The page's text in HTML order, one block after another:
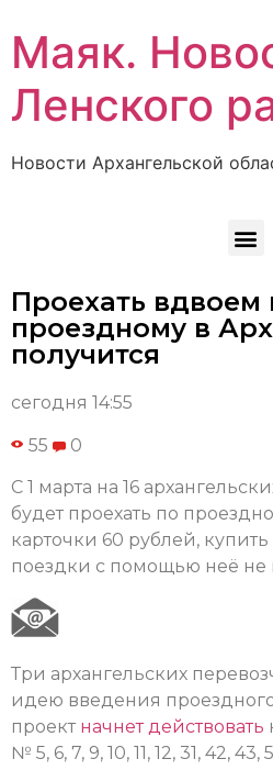
Маяк.
Ленского
Новости Архангельской
Проехать
проездному в
получится
сегодня 14:55
55 0
С 1 марта на 16
будет проехать по
карточки 60 рублей,
поездки с помощью неё не
Три архангельских
идею введения проездного
проект начнет действовать
№ 5, 6, 7, 9, 10, 11, 12, 31, 42, 43,